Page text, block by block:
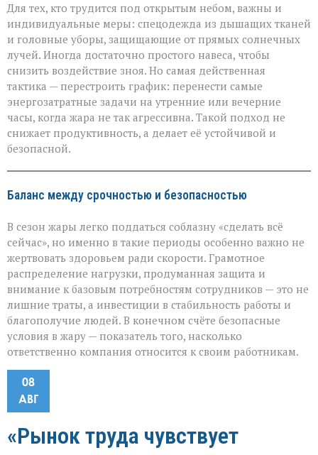
Для тех, кто трудится под открытым небом, важны и
индивидуальные меры: спецодежда из дышащих тканей
и головные уборы, защищающие от прямых солнечных
лучей. Иногда достаточно простого навеса, чтобы
снизить воздействие зноя. Но самая действенная
тактика — перестроить график: перенести самые
энергозатратные задачи на утренние или вечерние
часы, когда жара не так агрессивна. Такой подход не
снижает продуктивность, а делает её устойчивой и
безопасной.
Баланс между срочностью и безопасностью
В сезон жары легко поддаться соблазну «сделать всё
сейчас», но именно в такие периоды особенно важно не
жертвовать здоровьем ради скорости. Грамотное
распределение нагрузки, продуманная защита и
внимание к базовым потребностям сотрудников — это не
лишние траты, а инвестиции в стабильность работы и
благополучие людей. В конечном счёте безопасные
условия в жару — показатель того, насколько
ответственно компания относится к своим работникам.
08
АВГ
«Рынок труда чувствует